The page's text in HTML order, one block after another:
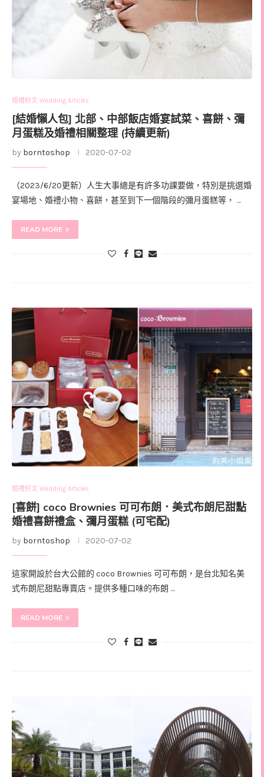
婚禮好文 Wedding Articles
[結婚懶人包] 北部、中部飯店婚宴試菜、喜餅、彌
月蛋糕及婚禮相關整理 (持續更新)
by borntoshop 2020-07-02
（2023/6/20更新）人生大事總是有許多功課要做，特別是挑選婚
宴場地、婚禮小物、喜餅，甚至到下一個階段的彌月蛋糕等， …
READ MORE
婚禮好文 Wedding Articles
[喜餅] coco Brownies 可可布朗．美式布朗尼甜點
婚禮喜餅禮盒、彌月蛋糕 (可宅配)
by borntoshop 2020-07-02
這家開設於台大公館的 coco Brownies 可可布朗，是台北知名美
式布朗尼甜點專賣店。提供多種口味的布朗 …
READ MORE